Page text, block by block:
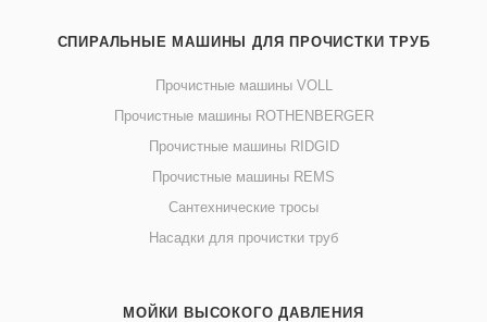
СПИРАЛЬНЫЕ МАШИНЫ ДЛЯ ПРОЧИСТКИ ТРУБ
Прочистные машины VOLL
Прочистные машины ROTHENBERGER
Прочистные машины RIDGID
Прочистные машины REMS
Сантехнические тросы
Насадки для прочистки труб
МОЙКИ ВЫСОКОГО ДАВЛЕНИЯ